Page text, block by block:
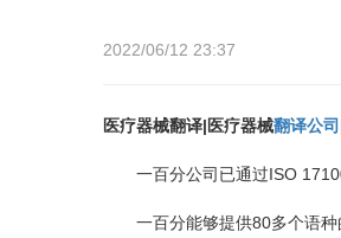
2022/06/12 23:37
医疗器械翻译| 医疗器械翻译公司
一百分公司已通过ISO
一百分能够提供80多个语